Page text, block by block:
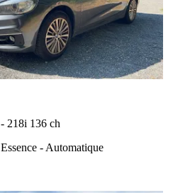
- 218i 136 ch
Essence - Automatique